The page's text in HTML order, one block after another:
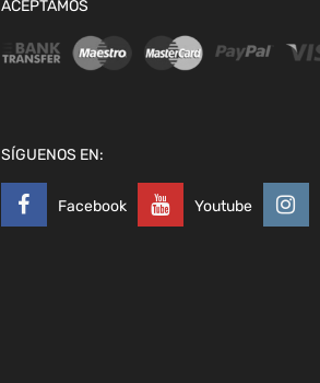
ACEPTAMOS
SÍGUENOS EN:
Facebook Youtube